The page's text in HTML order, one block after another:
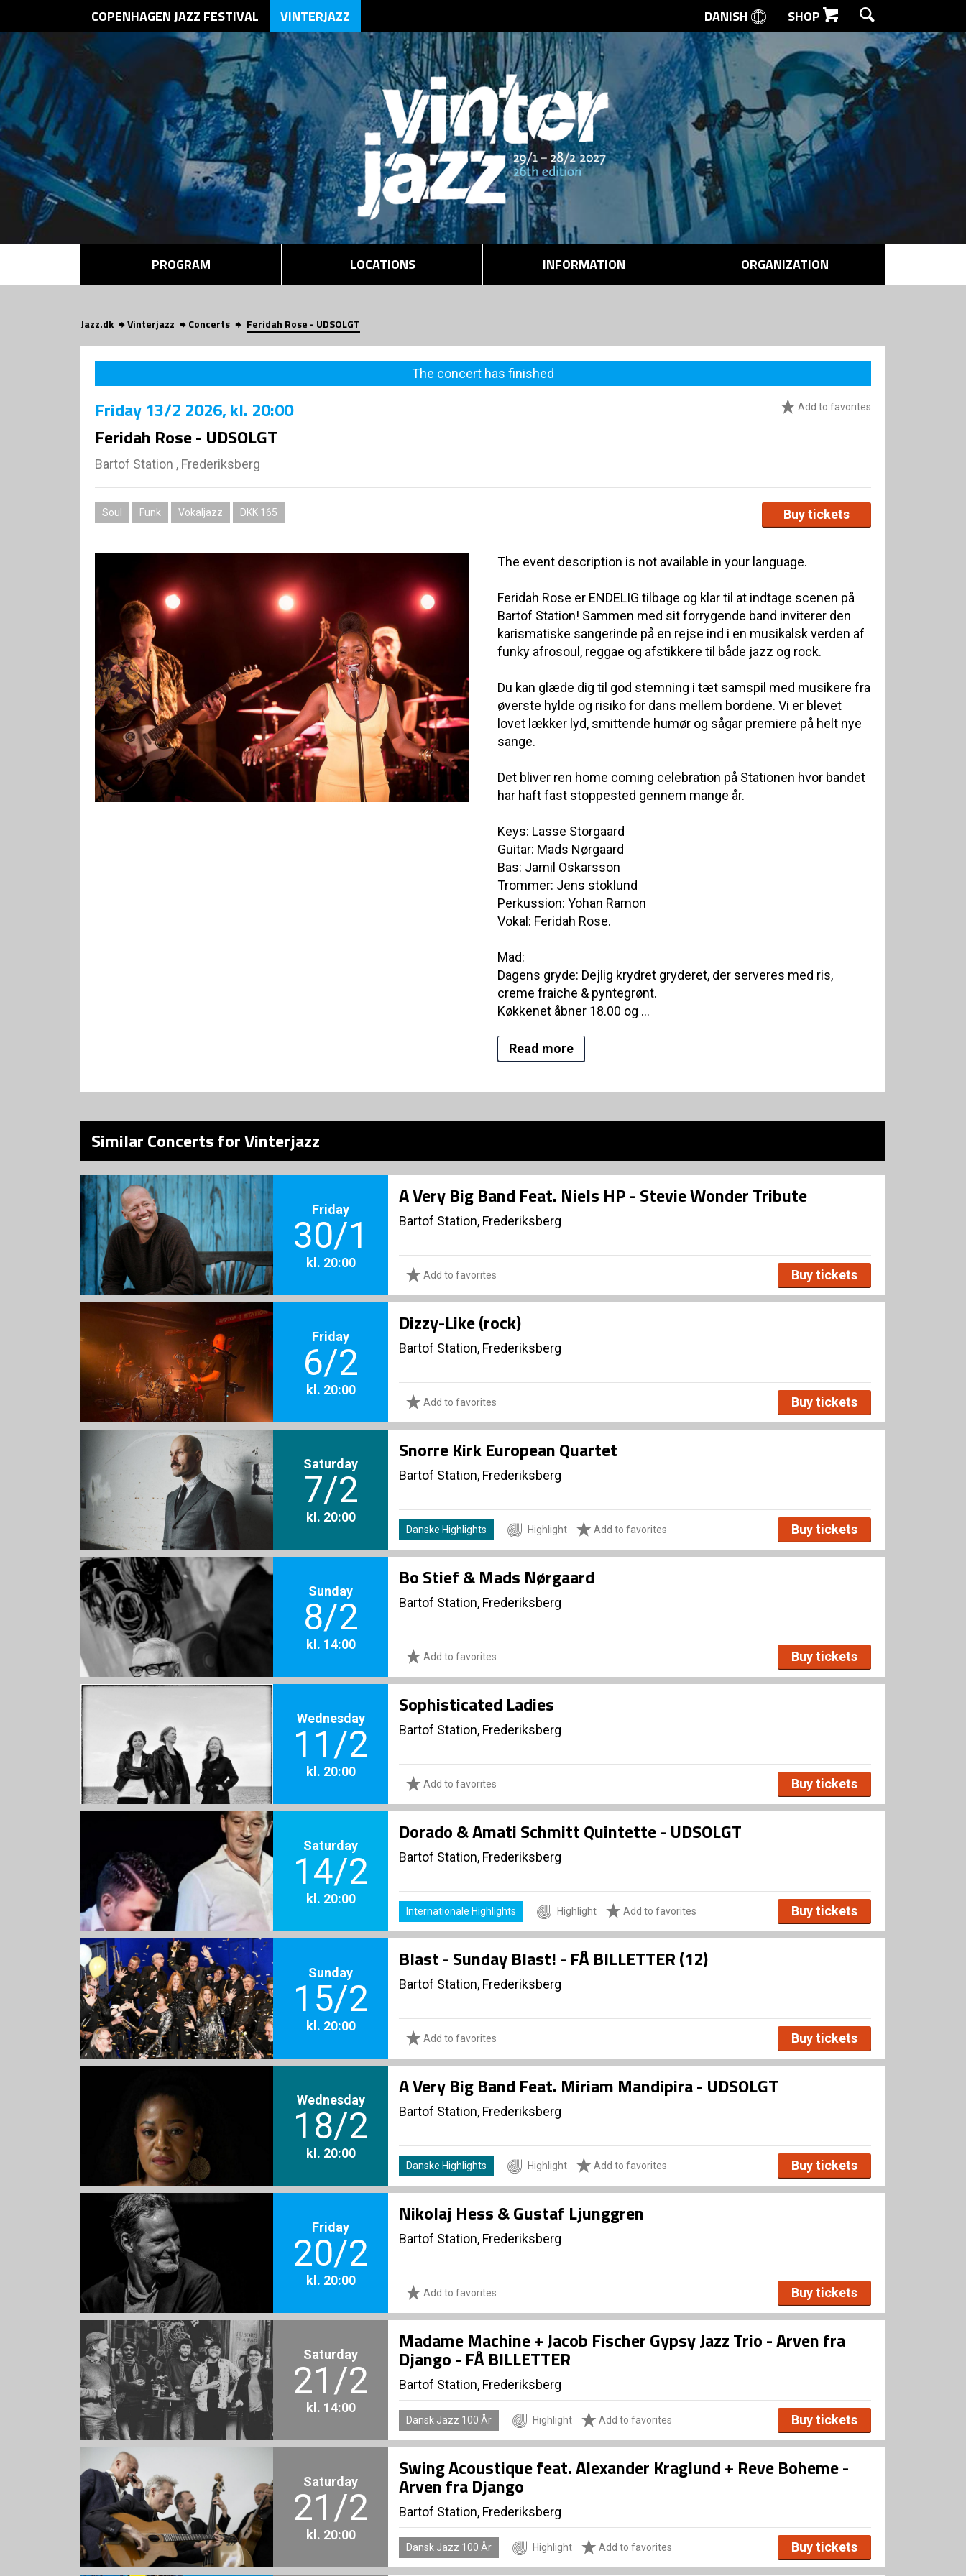
SEARCH
COPENHAGEN JAZZ FESTIVAL VINTERJAZZ DANISH SHOP
PROGRAM LOCATIONS INFORMATION ORGANIZATION
Jazz.dk Vinterjazz Concerts Feridah Rose - UDSOLGT
The concert has finished
Add to favorites
Friday13/2 2026, kl. 20:00
Feridah Rose - UDSOLGT
Bartof Station , Frederiksberg
Soul Funk Vokaljazz DKK 165 Buy tickets
The event description is not available in your language.
Feridah Rose er ENDELIG tilbage og klar til at indtage scenen på
Bartof Station! Sammen med sit forrygende band inviterer den
karismatiske sangerinde på en rejse ind i en musikalsk verden af
funky afrosoul, reggae og afstikkere til både jazz og rock.
Du kan glæde dig til god stemning i tæt samspil med musikere fra
øverste hylde og risiko for dans mellem bordene. Vi er blevet
lovet lækker lyd, smittende humør og sågar premiere på helt nye
sange.
Det bliver ren home coming celebration på Stationen hvor bandet
har haft fast stoppested gennem mange år.
Keys: Lasse Storgaard
Guitar: Mads Nørgaard
Bas: Jamil Oskarsson
Trommer: Jens stoklund
Perkussion: Yohan Ramon
Vokal: Feridah Rose.
Mad:
Dagens gryde: Dejlig krydret gryderet, der serveres med ris,
creme fraiche & pyntegrønt.
Køkkenet åbner 18.00 og ...
Read more
Similar Concerts for Vinterjazz
Friday
30/1
kl. 20:00
A Very Big Band Feat. Niels HP - Stevie Wonder Tribute
Bartof Station, Frederiksberg
Add to favorites Buy tickets
Friday
6/2
kl. 20:00
Dizzy-Like (rock)
Bartof Station, Frederiksberg
Add to favorites Buy tickets
Saturday
7/2
kl. 20:00
Snorre Kirk European Quartet
Bartof Station, Frederiksberg
Danske Highlights Highlight Add to favorites Buy tickets
Sunday
8/2
kl. 14:00
Bo Stief & Mads Nørgaard
Bartof Station, Frederiksberg
Add to favorites Buy tickets
Wednesday
11/2
kl. 20:00
Sophisticated Ladies
Bartof Station, Frederiksberg
Add to favorites Buy tickets
Saturday
14/2
kl. 20:00
Dorado & Amati Schmitt Quintette - UDSOLGT
Bartof Station, Frederiksberg
Internationale Highlights Highlight Add to favorites Buy tickets
Sunday
15/2
kl. 20:00
Blast - Sunday Blast! - FÅ BILLETTER (12)
Bartof Station, Frederiksberg
Add to favorites Buy tickets
Wednesday
18/2
kl. 20:00
A Very Big Band Feat. Miriam Mandipira - UDSOLGT
Bartof Station, Frederiksberg
Danske Highlights Highlight Add to favorites Buy tickets
Friday
20/2
kl. 20:00
Nikolaj Hess & Gustaf Ljunggren
Bartof Station, Frederiksberg
Add to favorites Buy tickets
Saturday
21/2
kl. 14:00
Madame Machine + Jacob Fischer Gypsy Jazz Trio - Arven fra
Django - FÅ BILLETTER
Bartof Station, Frederiksberg
Dansk Jazz 100 År Highlight Add to favorites Buy tickets
Saturday
21/2
kl. 20:00
Swing Acoustique feat. Alexander Kraglund + Reve Boheme -
Arven fra Django
Bartof Station, Frederiksberg
Dansk Jazz 100 År Highlight Add to favorites Buy tickets